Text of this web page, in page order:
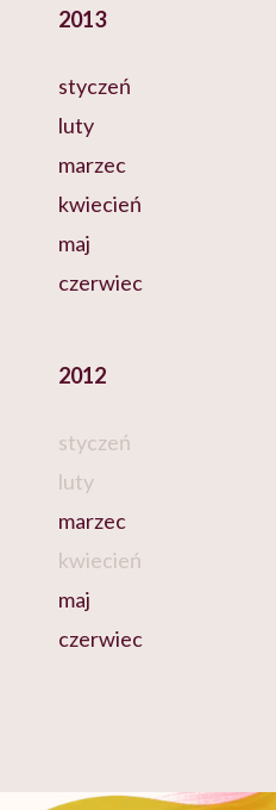
2013
styczeń
luty
marzec
kwiecień
maj
czerwiec
2012
styczeń
luty
marzec
kwiecień
maj
czerwiec